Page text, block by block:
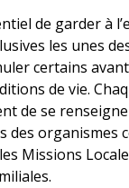
de garder à
les unes
certains
de vie.
de se
des organismes
Missions